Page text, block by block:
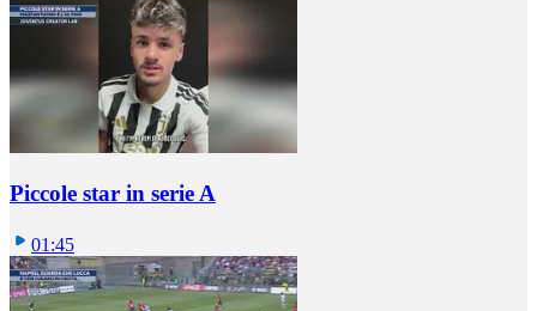
Piccole star in serie A
01:45